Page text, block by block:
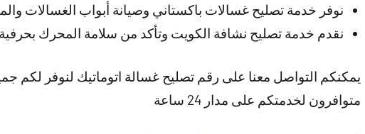
نوفر خدمة تصليح غسالات باكستاني وصيانة أبواب الغسالات
نقدم خدمة تصليح نشافة الكويت وتأكد من سلامة المحرك بحرفية
يمكنكم التواصل معنا على رقم تصليح غسالة اتوماتيك لنوفر لكم
متوافرون لخدمتكم على مدار 24 ساعة